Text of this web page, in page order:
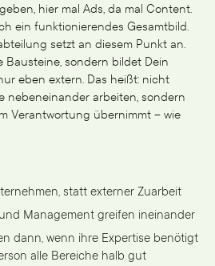
hier mal Ads, da mal Content.
ein funktionierendes Gesamtbild.
setzt an diesem Punkt an.
Bausteine, sondern bildet Dein
eben extern. Das heißt: nicht
nebeneinander arbeiten, sondern
Verantwortung übernimmt – wie
statt externer Zuarbeit
Management greifen ineinander
dann, wenn ihre Expertise benötigt
alle Bereiche halb gut